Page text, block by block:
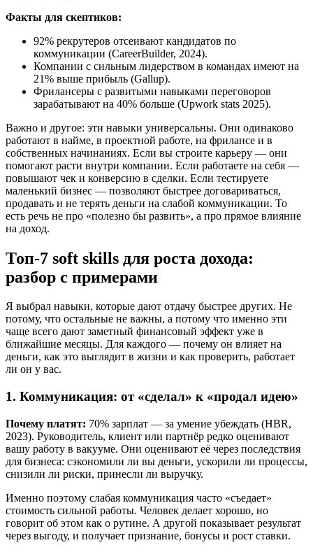
Факты для скептиков:
92% рекрутеров отсеивают кандидатов по
коммуникации (CareerBuilder, 2024).
Компании с сильным лидерством в командах имеют на
21% выше прибыль (Gallup).
Фрилансеры с развитыми навыками переговоров
зарабатывают на 40% больше (Upwork stats 2025).
Важно и другое: эти навыки универсальны. Они одинаково
работают в найме, в проектной работе, на фрилансе и в
собственных начинаниях. Если вы строите карьеру — они
помогают расти внутри компании. Если работаете на себя —
повышают чек и конверсию в сделки. Если тестируете
маленький бизнес — позволяют быстрее договариваться,
продавать и не терять деньги на слабой коммуникации. То
есть речь не про «полезно бы развить», а про прямое влияние
на доход.
Топ-7 soft skills для роста дохода:
разбор с примерами
Я выбрал навыки, которые дают отдачу быстрее других. Не
потому, что остальные не важны, а потому что именно эти
чаще всего дают заметный финансовый эффект уже в
ближайшие месяцы. Для каждого — почему он влияет на
деньги, как это выглядит в жизни и как проверить, работает
ли он у вас.
1. Коммуникация: от «сделал» к «продал идею»
Почему платят: 70% зарплат — за умение убеждать (HBR,
2023). Руководитель, клиент или партнёр редко оценивают
вашу работу в вакууме. Они оценивают её через последствия
для бизнеса: сэкономили ли вы деньги, ускорили ли процессы,
снизили ли риски, принесли ли выручку.
Именно поэтому слабая коммуникация часто «съедает»
стоимость сильной работы. Человек делает хорошо, но
говорит об этом как о рутине. А другой показывает результат
через выгоду, и получает признание, бонусы и рост ставки.